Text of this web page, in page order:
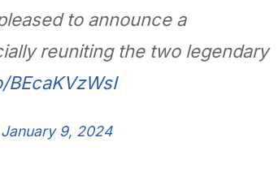
to announce a
reuniting the two legendary
January 9, 2024